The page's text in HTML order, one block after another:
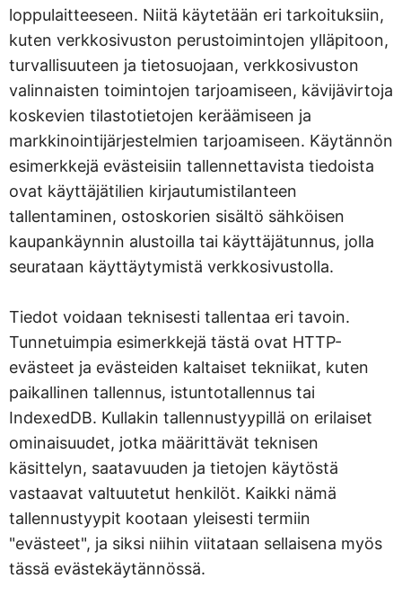
loppulaitteeseen. Niitä käytetään eri tarkoituksiin,
kuten verkkosivuston perustoimintojen ylläpitoon,
turvallisuuteen ja tietosuojaan, verkkosivuston
valinnaisten toimintojen tarjoamiseen, kävijävirtoja
koskevien tilastotietojen keräämiseen ja
markkinointijärjestelmien tarjoamiseen. Käytännön
esimerkkejä evästeisiin tallennettavista tiedoista
ovat käyttäjätilien kirjautumistilanteen
tallentaminen, ostoskorien sisältö sähköisen
kaupankäynnin alustoilla tai käyttäjätunnus, jolla
seurataan käyttäytymistä verkkosivustolla.
Tiedot voidaan teknisesti tallentaa eri tavoin.
Tunnetuimpia esimerkkejä tästä ovat HTTP-
evästeet ja evästeiden kaltaiset tekniikat, kuten
paikallinen tallennus, istuntotallennus tai
IndexedDB. Kullakin tallennustyypillä on erilaiset
ominaisuudet, jotka määrittävät teknisen
käsittelyn, saatavuuden ja tietojen käytöstä
vastaavat valtuutetut henkilöt. Kaikki nämä
tallennustyypit kootaan yleisesti termiin
"evästeet", ja siksi niihin viitataan sellaisena myös
tässä evästekäytännössä.